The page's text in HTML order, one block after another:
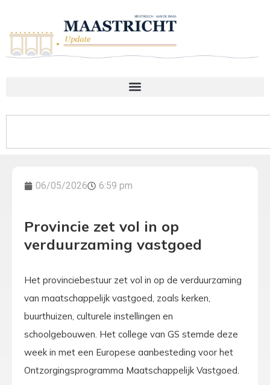
06/05/2026 6:59 pm
Provincie zet vol in op
verduurzaming vastgoed
Het provinciebestuur zet vol in op de verduurzaming
van maatschappelijk vastgoed, zoals kerken,
buurthuizen, culturele instellingen en
schoolgebouwen. Het college van GS stemde deze
week in met een Europese aanbesteding voor het
Ontzorgingsprogramma Maatschappelijk Vastgoed.